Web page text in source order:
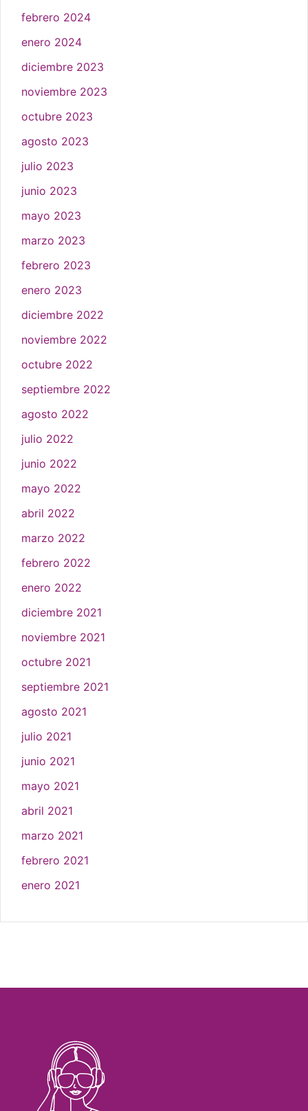
febrero 2024
enero 2024
diciembre 2023
noviembre 2023
octubre 2023
agosto 2023
julio 2023
junio 2023
mayo 2023
marzo 2023
febrero 2023
enero 2023
diciembre 2022
noviembre 2022
octubre 2022
septiembre 2022
agosto 2022
julio 2022
junio 2022
mayo 2022
abril 2022
marzo 2022
febrero 2022
enero 2022
diciembre 2021
noviembre 2021
octubre 2021
septiembre 2021
agosto 2021
julio 2021
junio 2021
mayo 2021
abril 2021
marzo 2021
febrero 2021
enero 2021